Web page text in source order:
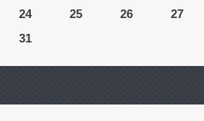
24
25 26 27
31